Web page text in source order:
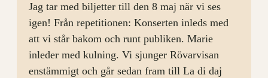
Jag tar med biljetter till den 8 maj när vi ses
igen! Från repetitionen: Konserten inleds med
att vi står bakom och runt publiken. Marie
inleder med kulning. Vi sjunger Rövarvisan
enstämmigt och går sedan fram till La di daj